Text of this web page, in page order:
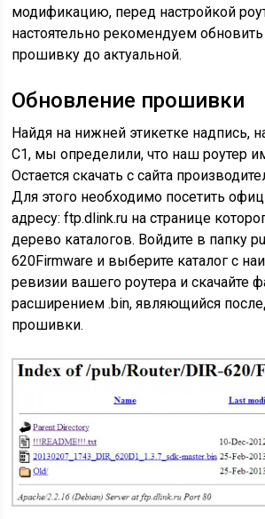
модификацию, перед настройкой
настоятельно рекомендуем
прошивку до актуальной.
Обновление прошивки
Найдя на нижней этикетке надпись,
С1, мы определили, что наш роутер
Остается скачать с сайта
Для этого необходимо посетить
адресу: ftp.dlink.ru на странице
дерево каталогов. Войдите в папку
620Firmware и выберите каталог с
ревизии вашего роутера и скачайте
расширением .bin, являющийся
прошивки.